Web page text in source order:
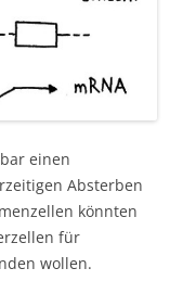
einen
Absterben
könnten
für
wollen.